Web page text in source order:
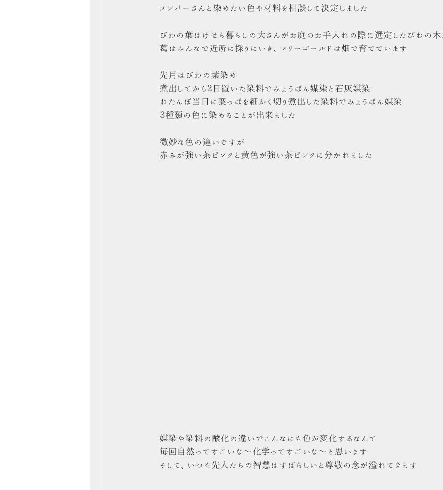
メンバーさんと染めたい色や材料を相談して決定しました
びわの葉はけせら暮らしの大さんがお庭のお手入れの際に選定したびわの
葛はみんなで近所に採りにいき、マリーゴールドは畑で育てています
先月はびわの葉染め
煮出してから２日置いた染料でみょうばん媒染と石灰媒染
わたんぼ当日に葉っぱを細かく切り煮出した染料でみょうばん媒染
３種類の色に染めることが出来ました
微妙な色の違いですが
赤みが強い茶ピンクと黄色が強い茶ピンクに分かれました
媒染や染料の酸化の違いでこんなにも色が変化するなんて
毎回自然ってすごいな〜化学ってすごいな〜と思います
そして、いつも先人たちの智慧はすばらしいと尊敬の念が溢れてきます